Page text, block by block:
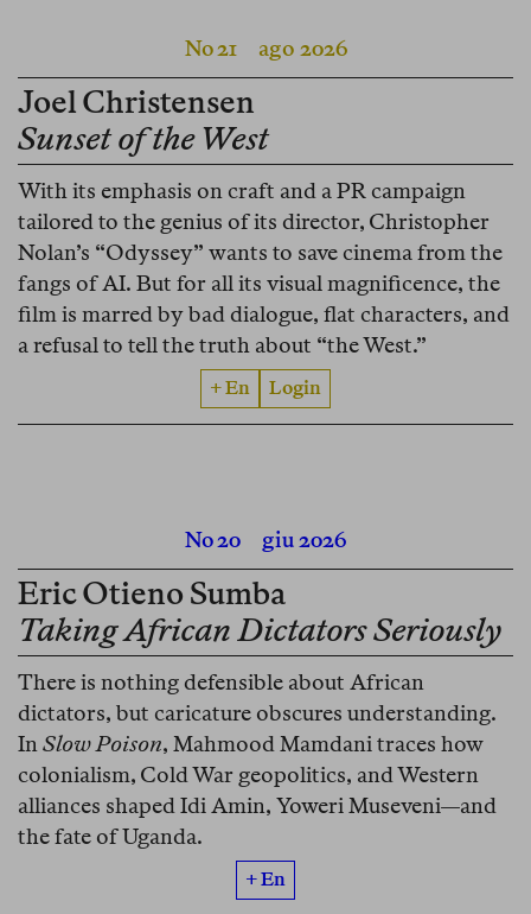
No 21ago 2026
Joel Christensen
Sunset of the West
With its emphasis on craft and a PR campaign
tailored to the genius of its director, Christopher
Nolan’s “Odyssey” wants to save cinema from the
fangs of AI. But for all its visual magnificence, the
film is marred by bad dialogue, flat characters, and
a refusal to tell the truth about “the West.”
+ En Login
No 20 giu 2026
Eric Otieno Sumba
Taking African Dictators Seriously
There is nothing defensible about African
dictators, but caricature obscures understanding.
InSlow Poison, Mahmood Mamdani traces how
colonialism, Cold War geopolitics, and Western
alliances shaped Idi Amin, Yoweri Museveni—and
the fate of Uganda.
+ En